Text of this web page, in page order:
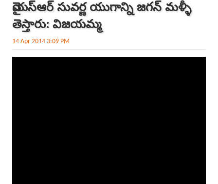
వైయస్ఆర్ సువర్ణ యుగాన్ని జగన్ మళ్ళీ
తెస్తారు: విజయమ్మ
14 Apr 2014 3:09 PM